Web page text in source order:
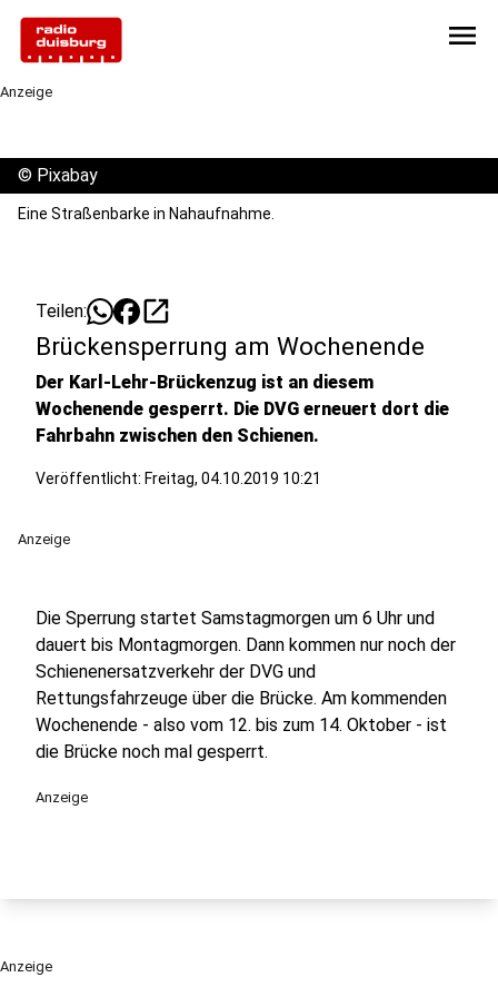
menu
Anzeige
© Pixabay
Eine Straßenbarke in Nahaufnahme.
Teilen: open_in_new
Brückensperrung am Wochenende
Der Karl-Lehr-Brückenzug ist an diesem
Wochenende gesperrt. Die DVG erneuert dort die
Fahrbahn zwischen den Schienen.
Veröffentlicht: Freitag, 04.10.2019 10:21
Anzeige
Die Sperrung startet Samstagmorgen um 6 Uhr und
dauert bis Montagmorgen. Dann kommen nur noch der
Schienenersatzverkehr der DVG und
Rettungsfahrzeuge über die Brücke. Am kommenden
Wochenende - also vom 12. bis zum 14. Oktober - ist
die Brücke noch mal gesperrt.
Anzeige
Anzeige